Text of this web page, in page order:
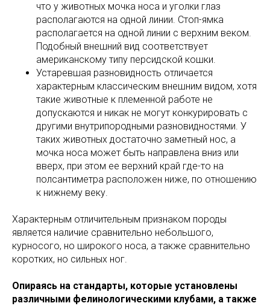
что у животных мочка носа и уголки глаз
располагаются на одной линии. Стоп-ямка
располагается на одной линии с верхним веком.
Подобный внешний вид соответствует
американскому типу персидской кошки.
Устаревшая разновидность отличается
характерным классическим внешним видом, хотя
такие животные к племенной работе не
допускаются и никак не могут конкурировать с
другими внутрипородными разновидностями. У
таких животных достаточно заметный нос, а
мочка носа может быть направлена вниз или
вверх, при этом ее верхний край где-то на
полсантиметра расположен ниже, по отношению
к нижнему веку.
Характерным отличительным признаком породы
является наличие сравнительно небольшого,
курносого, но широкого носа, а также сравнительно
коротких, но сильных ног.
Опираясь на стандарты, которые установлены
различными фелинологическими клубами, а также